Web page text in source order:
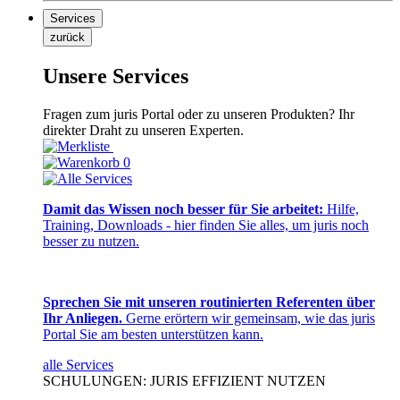
Services
zurück
Unsere Services
Fragen zum juris Portal oder zu unseren Produkten? Ihr
direkter Draht zu unseren Experten.
0
Damit das Wissen noch besser für Sie arbeitet: Hilfe,
Training, Downloads - hier finden Sie alles, um juris noch
besser zu nutzen.
Sprechen Sie mit unseren routinierten Referenten über
Ihr Anliegen. Gerne erörtern wir gemeinsam, wie das juris
Portal Sie am besten unterstützen kann.
alle Services
SCHULUNGEN: JURIS EFFIZIENT NUTZEN